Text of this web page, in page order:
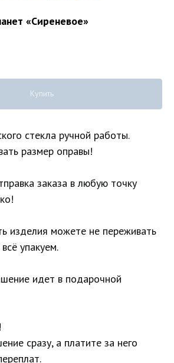
«Сиреневое»
Купить
стекла ручной работы.
размер оправы!
заказа в любую точку
изделия можете не переживать
упакуем.
идет в подарочной
сразу, а платите за него